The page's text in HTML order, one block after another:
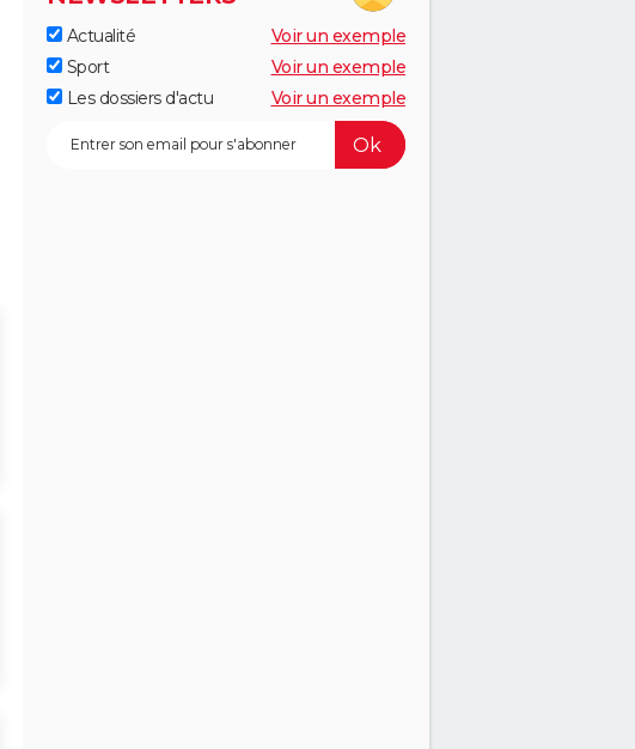
Actualité
Voir un exemple
Sport
Voir un exemple
Les dossiers d'actu
Voir un exemple